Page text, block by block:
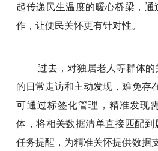
起传递民生温度的暖心桥梁，通
作，让便民关怀更有针对性。
过去，对独居老人等群体
的日常走访和主动发现，难免存
可通过标签化管理，精准发现
体，将相关数据清单直接匹配
任务提醒，为精准关怀提供数据